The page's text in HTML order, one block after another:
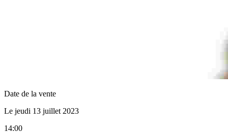
Date de la vente
Le jeudi 13 juillet 2023
14:00